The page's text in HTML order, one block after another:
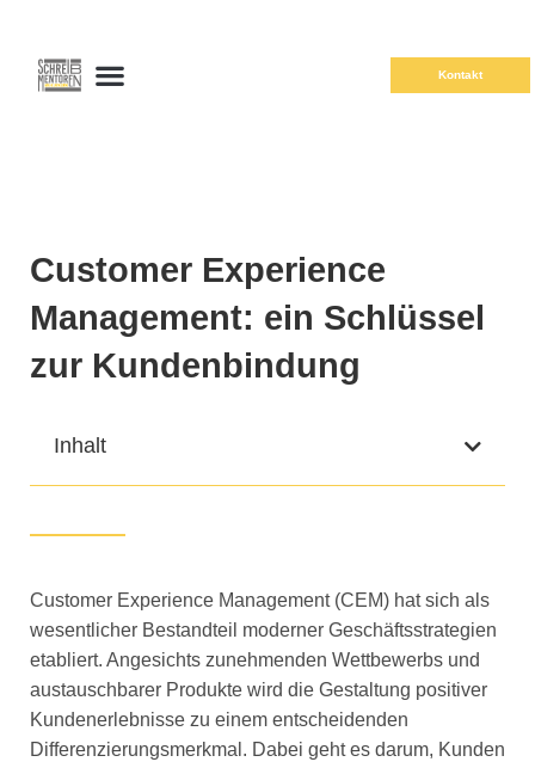
Kontakt
Customer Experience
Management: ein Schlüssel
zur Kundenbindung
Inhalt
Customer Experience Management (CEM) hat sich als
wesentlicher Bestandteil moderner Geschäftsstrategien
etabliert. Angesichts zunehmenden Wettbewerbs und
austauschbarer Produkte wird die Gestaltung positiver
Kundenerlebnisse zu einem entscheidenden
Differenzierungsmerkmal. Dabei geht es darum, Kunden